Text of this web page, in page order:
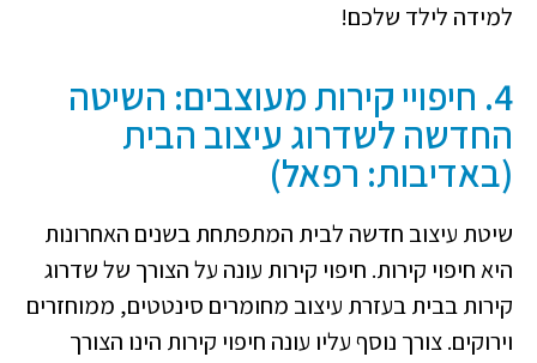
למידה לילד שלכם!
4. חיפויי קירות מעוצבים: השיטה
החדשה לשדרוג עיצוב הבית
(באדיבות: רפאל)
שיטת עיצוב חדשה לבית המתפתחת בשנים האחרונות
היא חיפוי קירות. חיפוי קירות עונה על הצורך של שדרוג
קירות בבית בעזרת עיצוב מחומרים סינטטים, ממוחזרים
וירוקים. צורך נוסף עליו עונה חיפוי קירות הינו הצורך